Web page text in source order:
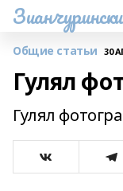
Общие статьи 30
Гулял
Гулял